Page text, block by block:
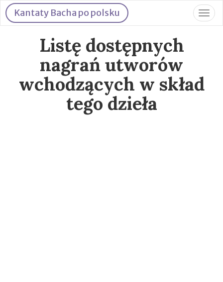
Kantaty Bacha po polsku
Listę dostępnych
nagrań utworów
wchodzących w skład
tego dzieła